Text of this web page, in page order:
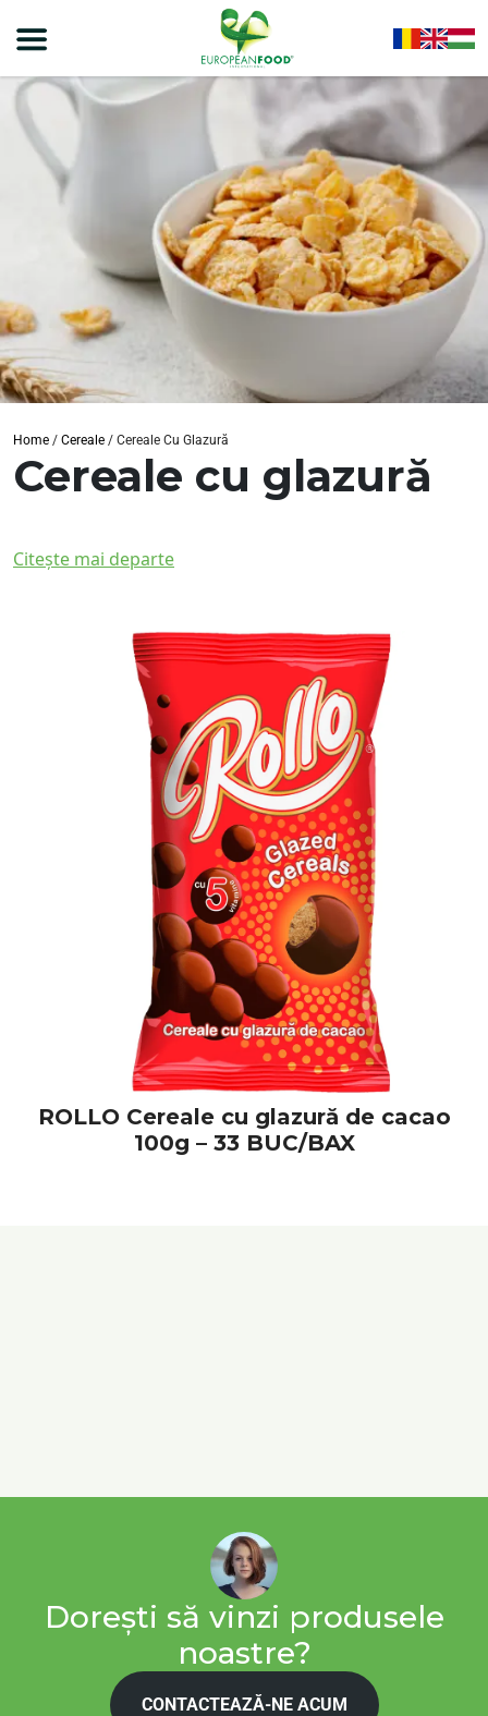
Home / Cereale / Cereale Cu Glazură
Cereale cu glazură
Citește mai departe
ROLLO Cereale cu glazură de cacao
100g – 33 BUC/BAX
Dorești să vinzi produsele
noastre?
CONTACTEAZĂ-NE ACUM